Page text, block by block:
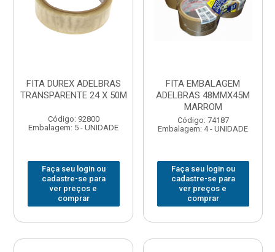
FITA DUREX ADELBRAS
TRANSPARENTE 24 X 50M
Código: 92800
Embalagem: 5 - UNIDADE
Faça seu login ou
cadastre-se para
ver preços e
comprar
FITA EMBALAGEM
ADELBRAS 48MMX45M
MARROM
Código: 74187
Embalagem: 4 - UNIDADE
Faça seu login ou
cadastre-se para
ver preços e
comprar